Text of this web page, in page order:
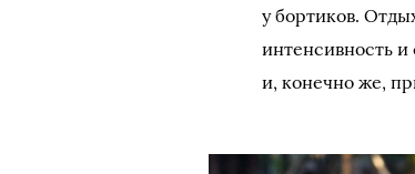
у бортиков.
интенсивность
и, конечно же,